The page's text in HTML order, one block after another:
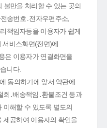
불만을 처리할 수 있는 곳의
송번호․전자우편주소,
책임자등을 이용자가 쉽게
서비스화면(전면)에
은 이용자가 연결화면을
니다.
동의하기에 앞서 약관에
회․배송책임․환불조건 등과
이해할 수 있도록 별도의
제공하여 이용자의 확인을